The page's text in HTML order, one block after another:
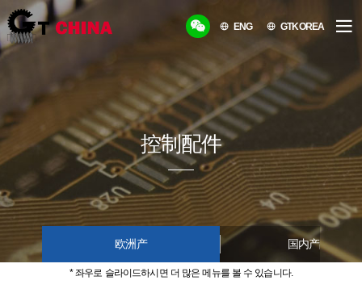
ENG GTKOREA
控制配件
欧洲产 国内产品